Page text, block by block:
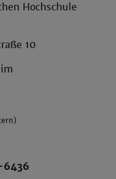
Hochschule
10